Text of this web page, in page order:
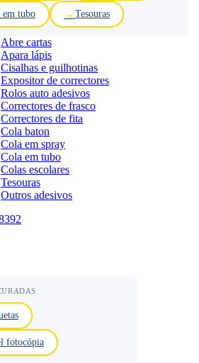
em tubo Tesouras
Abre cartas
Apara lápis
Cisalhas e guilhotinas
Expositor de correctores
Rolos auto adesivos
Correctores de frasco
Correctores de fita
Cola baton
Cola em spray
Cola em tubo
Colas escolares
Tesouras
Outros adesivos
fotocópia